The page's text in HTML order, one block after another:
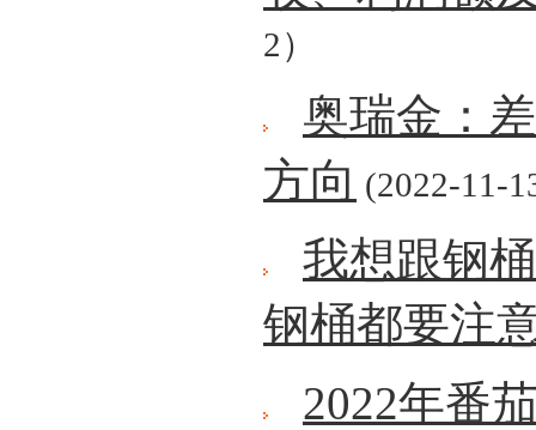
2）
奥瑞金：
方向 (2022-11-
我想跟钢
钢桶都要注
2022年番